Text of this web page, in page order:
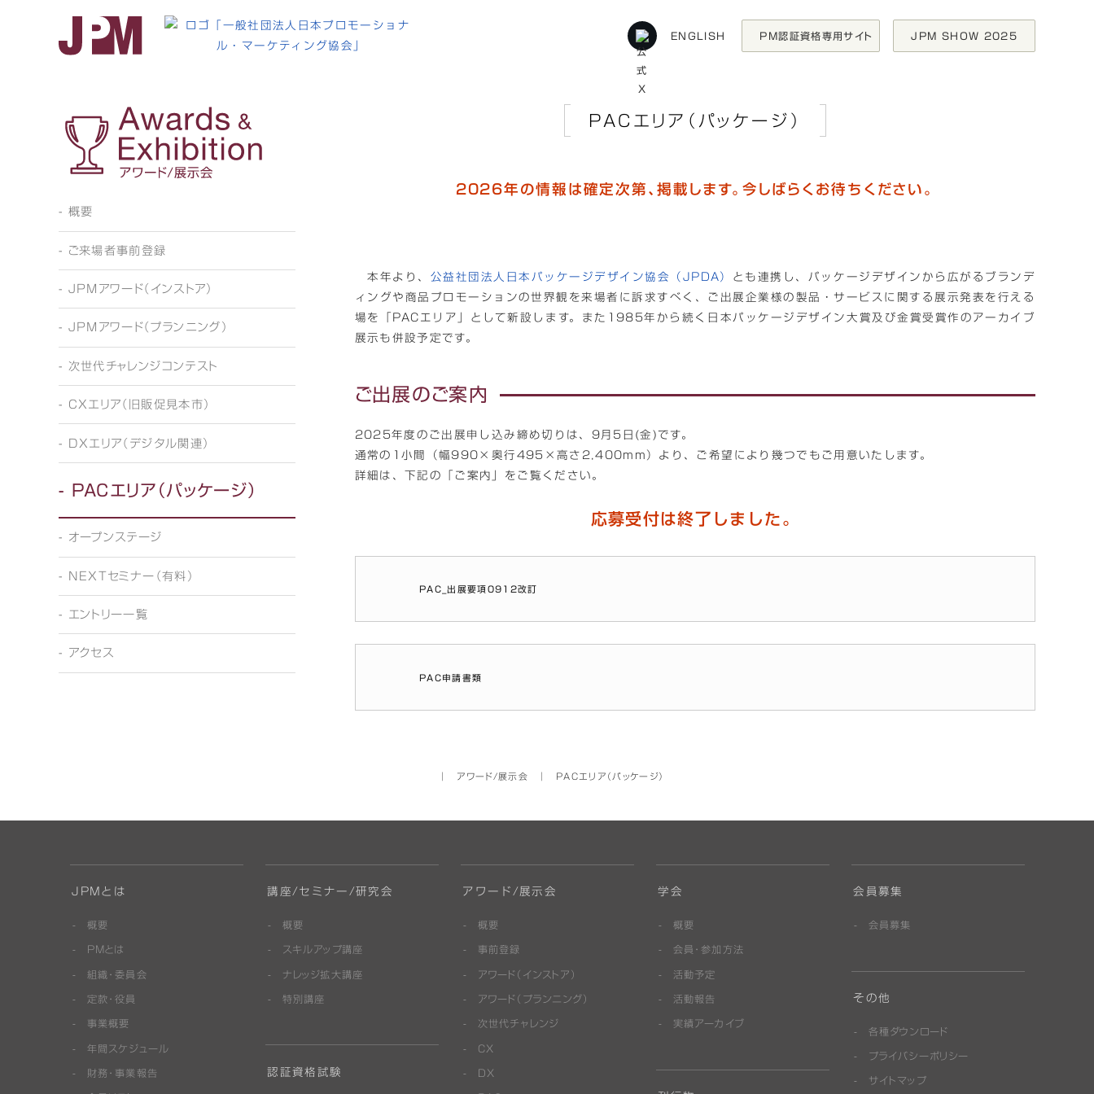
ENGLISH PM認証資格専用サイト JPM SHOW 2025
PACエリア（パッケージ）
2026年の情報は確定次第、掲載します。今しばらくお待ちください。
本年より、 公益社団法人日本パッケージデザイン協会（JPDA） とも連携し、パッケージデザインから広がるブランデ
ィングや商品プロモーションの世界観を来場者に訴求すべく、ご出展企業様の製品・サービスに関する展示発表を行える
場を「PACエリア」として新設します。また1985年から続く日本パッケージデザイン大賞及び金賞受賞作のアーカイブ
展示も併設予定です。
ご出展のご案内
2025年度のご出展申し込み締め切りは、9月5日(金)です。
通常の1小間（幅990×奥行495×高さ2,400mm）より、ご希望により幾つでもご用意いたします。
詳細は、下記の「ご案内」をご覧ください。
応募受付は終了しました。
PAC_出展要項0912改訂
PAC申請書類
- 概要
- ご来場者事前登録
- JPMアワード（インストア）
- JPMアワード（プランニング）
- 次世代チャレンジコンテスト
- CXエリア（旧販促見本市）
- DXエリア（デジタル関連）
- PACエリア（パッケージ）
- オープンステージ
- NEXTセミナー（有料）
- エントリー一覧
- アクセス
アワード/展示会 PACエリア（パッケージ）
JPMとは
概要
PMとは
組織・委員会
定款・役員
事業概要
年間スケジュール
財務・事業報告
講座/セミナー/研究会
概要
スキルアップ講座
ナレッジ拡大講座
特別講座
認証資格試験
アワード/展示会
概要
事前登録
アワード（インストア）
アワード（プランニング）
次世代チャレンジ
CX
DX
学会
概要
会員・参加方法
活動予定
活動報告
実績アーカイブ
会員募集
会員募集
その他
各種ダウンロード
プライバシーポリシー
サイトマップ